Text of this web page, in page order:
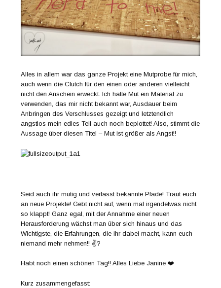
Alles in allem war das ganze Projekt eine Mutprobe für mich,
auch wenn die Clutch für den einen oder anderen vielleicht
nicht den Anschein erweckt. Ich hatte Mut ein Material zu
verwenden, das mir nicht bekannt war, Ausdauer beim
Anbringen des Verschlusses gezeigt und letztendlich
angstlos mein edles Teil auch noch beplottet! Also, stimmt die
Aussage über diesen Titel – Mut ist größer als Angst!!
Seid auch ihr mutig und verlasst bekannte Pfade! Traut euch
an neue Projekte! Gebt nicht auf, wenn mal irgendetwas nicht
so klappt! Ganz egal, mit der Annahme einer neuen
Herausforderung wächst man über sich hinaus und das
Wichtigste, die Erfahrungen, die ihr dabei macht, kann euch
niemand mehr nehmen!! ✌?
Habt noch einen schönen Tag!! Alles Liebe Janine ❤️
Kurz zusammengefasst: